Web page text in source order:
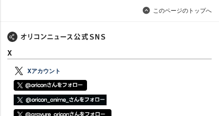
このページのトップへ
X
Xアカウント